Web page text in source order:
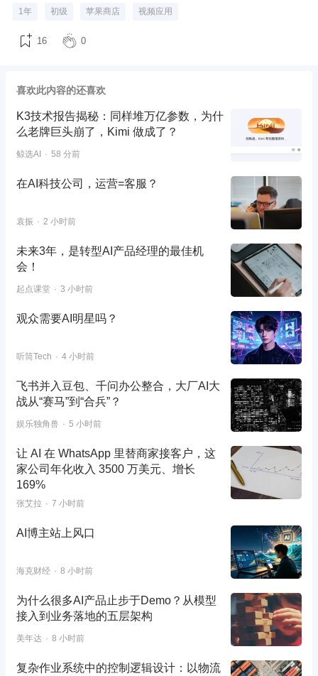
1年 初级 苹果商店 视频应用
16 0
喜欢此内容的还喜欢
K3技术报告揭秘：同样堆万亿参数，为什
么老牌巨头崩了，Kimi 做成了？
鲸选AI 58 分前
在AI科技公司，运营=客服？
袁振 2 小时前
未来3年，是转型AI产品经理的最佳机
会！
起点课堂 3 小时前
观众需要AI明星吗？
听筒Tech 4 小时前
飞书并入豆包、千问办公整合，大厂AI大
战从“赛马”到“合兵”？
娱乐独角兽 5 小时前
让 AI 在 WhatsApp 里替商家接客户，这
家公司年化收入 3500 万美元、增长
169%
张艾拉 7 小时前
AI博主站上风口
海克财经 8 小时前
为什么很多AI产品止步于Demo？从模型
接入到业务落地的五层架构
美年达 8 小时前
复杂作业系统中的控制逻辑设计：以物流